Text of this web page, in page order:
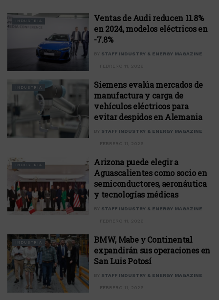
INDUSTRIA
Ventas de Audi reducen 11.8%
en 2024, modelos eléctricos en
-7.8%
BY STAFF INDUSTRY & ENERGY MAGAZINE
FEBRERO 11, 2026
INDUSTRIA
Siemens evalúa mercados de
manufactura y carga de
vehículos eléctricos para
evitar despidos en Alemania
BY STAFF INDUSTRY & ENERGY MAGAZINE
FEBRERO 11, 2026
INDUSTRIA
Arizona puede elegir a
Aguascalientes como socio en
semiconductores, aeronáutica
y tecnologías médicas
BY STAFF INDUSTRY & ENERGY MAGAZINE
FEBRERO 11, 2026
INDUSTRIA
BMW, Mabe y Continental
expandirán sus operaciones en
San Luis Potosí
BY STAFF INDUSTRY & ENERGY MAGAZINE
FEBRERO 11, 2026